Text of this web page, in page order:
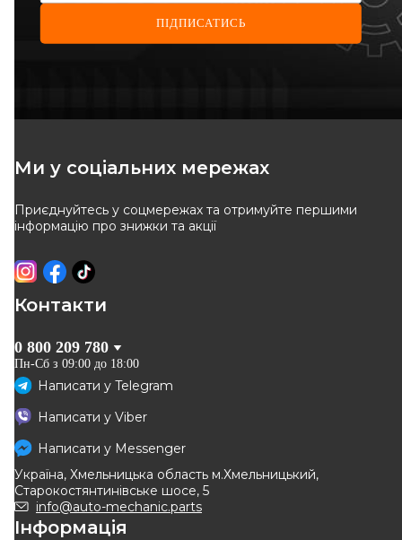
Kangoo 97-08
309 грн
КУПИТИ
Kangoo
309 грн
КУПИТИ
LINEX
Трос ручника (L) Renault
Kangoo (1415/1075 мм)
Код: 35.01.87
352 грн
КУПИТИ
ПІДПИСАТИСЬ
Ми у соціальних мережах
Приєднуйтесь у соцмережах та отримуйте першими
інформацію про знижки та акції
Контакти
0 800 209 780
Пн-Сб з 09:00 до 18:00
Написати у Telegram
Написати у Viber
Написати у Messenger
Україна, Хмельницька область м.Хмельницький,
Старокостянтинівське шосе, 5
info@auto-mechanic.parts
Інформація